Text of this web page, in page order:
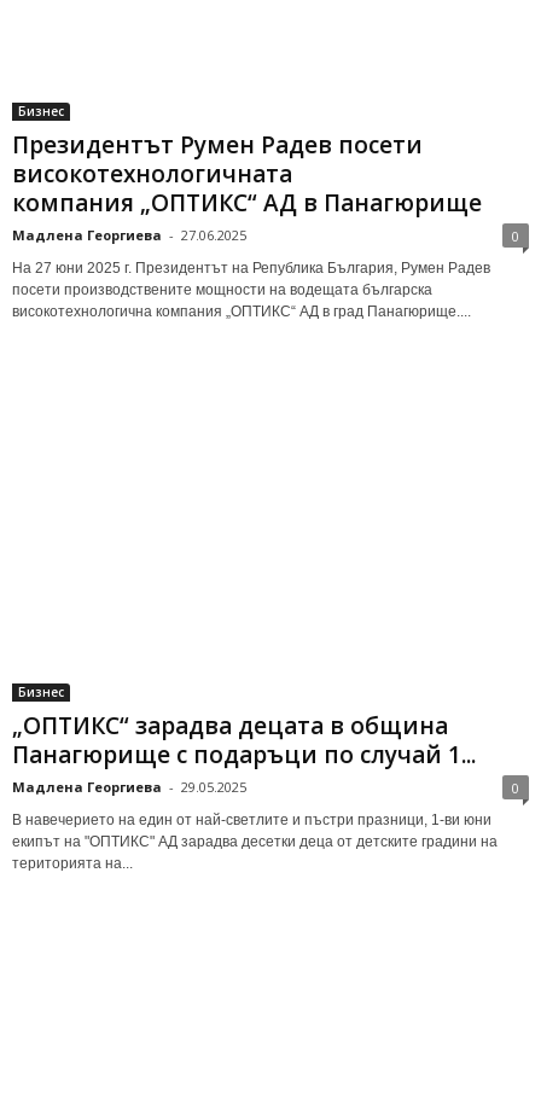
Бизнес
Президентът Румен Радев посети
високотехнологичната
компания „ОПТИКС“ АД в Панагюрище
Мадлена Георгиева - 27.06.2025 0
На 27 юни 2025 г. Президентът на Република България, Румен Радев
посети производствените мощности на водещата българска
високотехнологична компания „ОПТИКС“ АД в град Панагюрище....
Бизнес
„ОПТИКС“ зарадва децата в община
Панагюрище с подаръци по случай 1...
Мадлена Георгиева - 29.05.2025 0
В навечерието на един от най-светлите и пъстри празници, 1-ви юни
екипът на "ОПТИКС" АД зарадва десетки деца от детските градини на
територията на...